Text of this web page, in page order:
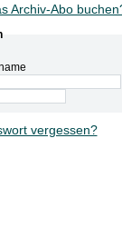
Archiv-Abo
vergessen?